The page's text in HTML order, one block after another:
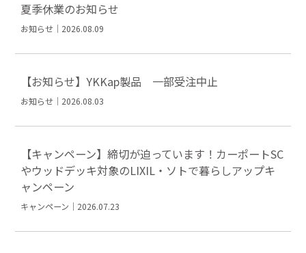
夏季休業のお知らせ
お知らせ｜2026.08.09
【お知らせ】YKKap製品 一部受注中止
お知らせ｜2026.08.03
【キャンペーン】締切が迫っています！カーポートSC
やウッドデッキ対象のLIXIL・ソトで暮らしアップキ
ャンペーン
キャンペーン｜2026.07.23